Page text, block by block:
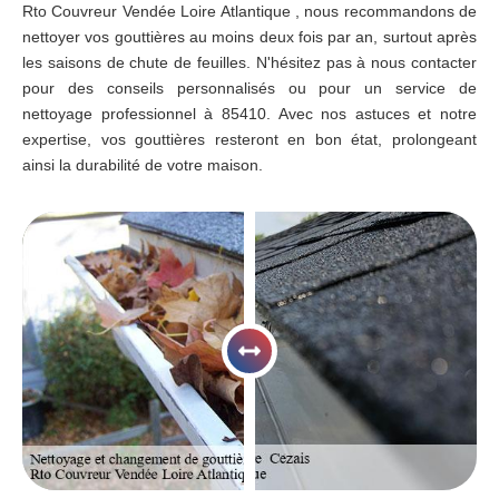
Rto Couvreur Vendée Loire Atlantique , nous recommandons de
nettoyer vos gouttières au moins deux fois par an, surtout après
les saisons de chute de feuilles. N'hésitez pas à nous contacter
pour des conseils personnalisés ou pour un service de
nettoyage professionnel à 85410. Avec nos astuces et notre
expertise, vos gouttières resteront en bon état, prolongeant
ainsi la durabilité de votre maison.